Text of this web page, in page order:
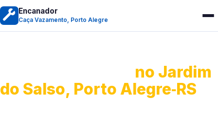
Encanador
Caça Vazamento, Porto Alegre
no Jardim
do Salso, Porto Alegre‑RS